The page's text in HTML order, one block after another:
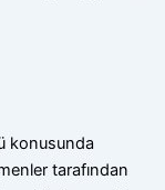
konusunda
tarafından